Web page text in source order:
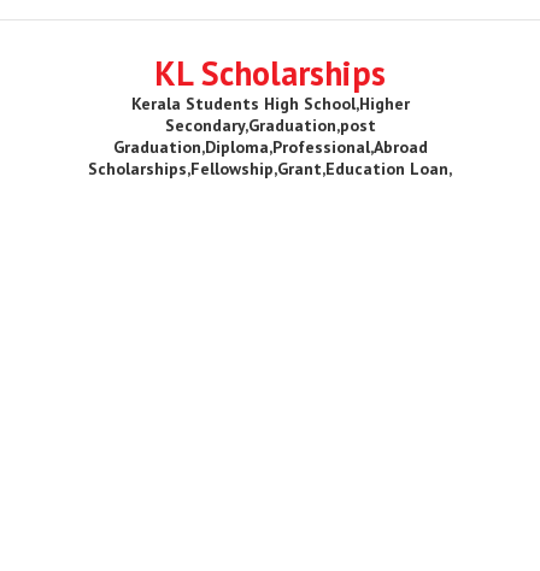
KL Scholarships
Kerala Students High School,Higher
Secondary,Graduation,post
Graduation,Diploma,Professional,Abroad
Scholarships,Fellowship,Grant,Education Loan,